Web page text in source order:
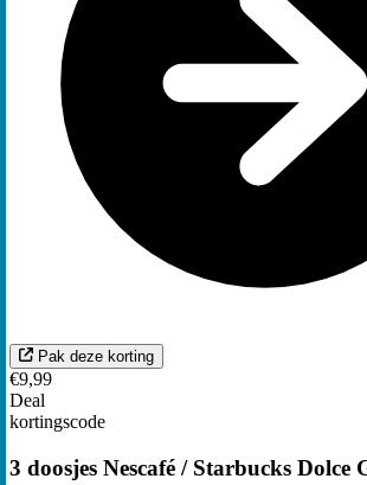
Pak deze korting
€9,99
Deal
kortingscode
3 doosjes Nescafé / Starbucks Dolce